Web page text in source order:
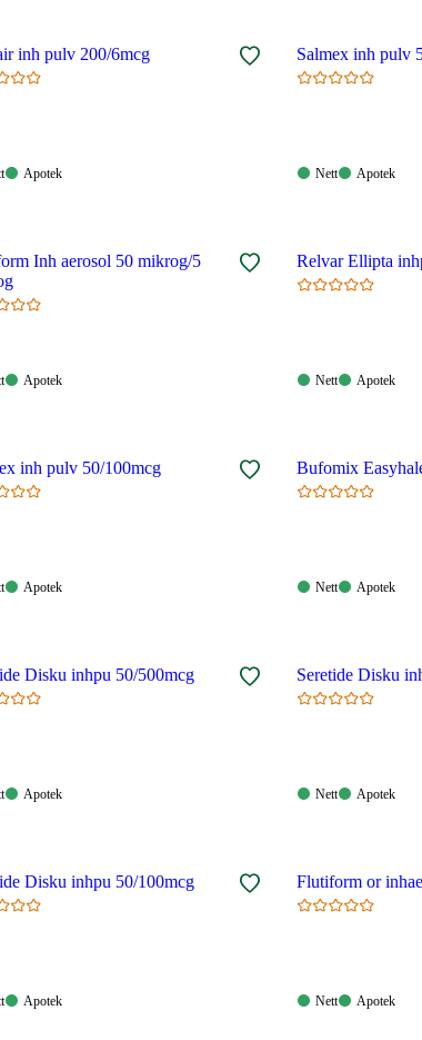
inh pulv 200/6mcg
Apotek:
Apotek
Salmex inh pulv
Nett:
Nett
Apotek:
Apotek
Inh aerosol 50 mikrog/5
Apotek:
Apotek
Nett:
Nett
Apotek:
Apotek
inh pulv 50/100mcg
Apotek:
Apotek
Bufomix
Nett:
Nett
Apotek:
Apotek
Disku inhpu 50/500mcg
Apotek:
Apotek
Seretide Disku
Nett:
Nett
Apotek:
Apotek
Disku inhpu 50/100mcg
Apotek:
Apotek
Flutiform or
Nett:
Nett
Apotek:
Apotek